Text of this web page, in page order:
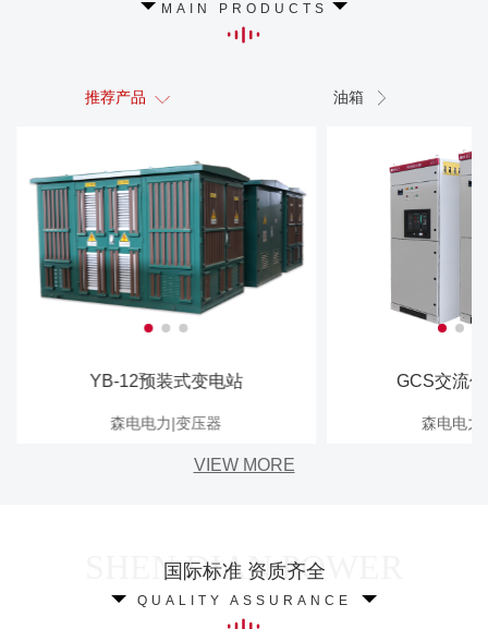
MAIN PRODUCTS
推荐产品 油箱
YB-12预装式变电站
森电电力|变压器
GCS交流
森电电力
VIEW MORE
国际标准 资质齐全
QUALITY ASSURANCE